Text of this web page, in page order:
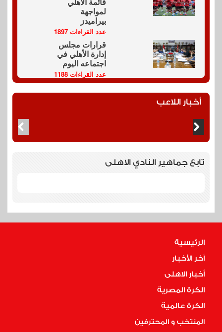
قائمة الأهلي
لمواجهة
بيراميدز
عدد القراءات 1897
قرارات مجلس
إدارة الأهلي في
اجتماعه اليوم
عدد القراءات 1188
أخبار اللاعب
تابع جماهير النادي الاهلى
الرئيسية
أخر الأخبار
أخبار الاهلى
الكرة المصرية
الكرة عالمية
المنتخب و المحترفين